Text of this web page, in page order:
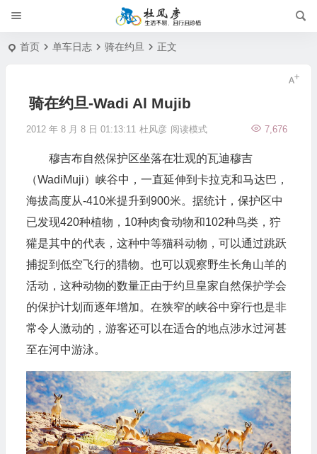
首页 单车日志 骑在约旦 正文
骑在约旦-Wadi Al Mujib
2012 年 8 月 8 日 01:13:11 杜风彦 7,676
阅读模式
穆吉布自然保护区坐落在壮观的瓦迪穆吉
（WadiMuji）峡谷中，一直延伸到卡拉克和马达巴，
海拔高度从-410米提升到900米。据统计，保护区中
已发现420种植物，10种肉食动物和102种鸟类，狞
獾是其中的代表，这种中等猫科动物，可以通过跳跃
捕捉到低空飞行的猎物。也可以观察野生长角山羊的
活动，这种动物的数量正由于约旦皇家自然保护学会
的保护计划而逐年增加。在狭窄的峡谷中穿行也是非
常令人激动的，游客还可以在适合的地点涉水过河甚
至在河中游泳。